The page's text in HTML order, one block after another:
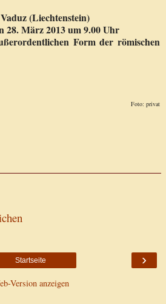
(Liechtenstein)
28. März 2013 um 9.00 Uhr
Form der römischen
Foto: privat
›
Startseite
Version anzeigen